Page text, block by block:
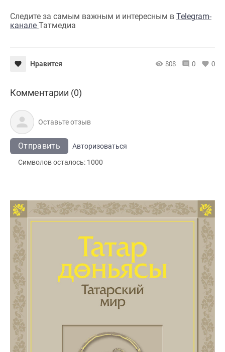
Следите за самым важным и интересным в Telegram-
канале Татмедиа
Нравится 808 0 0
Комментарии (0)
Отправить
Авторизоваться
Символов осталось: 1000